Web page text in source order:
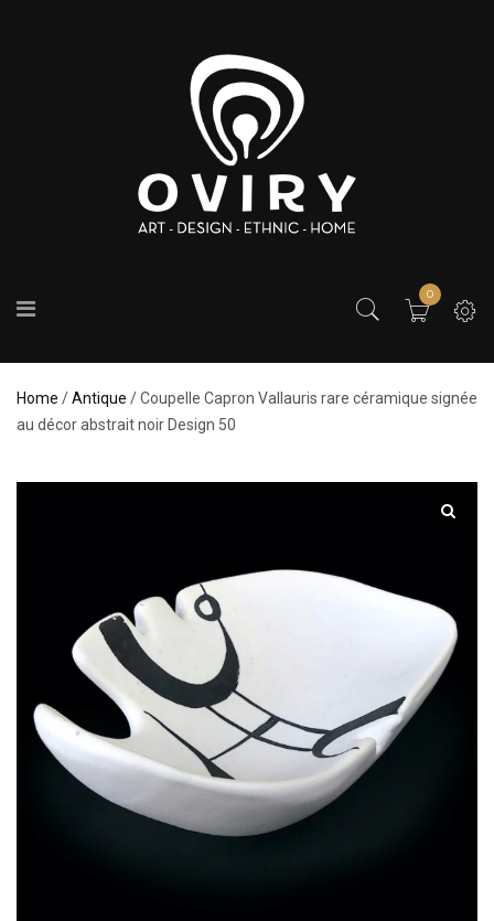
0
Home /Antique / Coupelle Capron Vallauris rare céramique signée
au décor abstrait noir Design 50